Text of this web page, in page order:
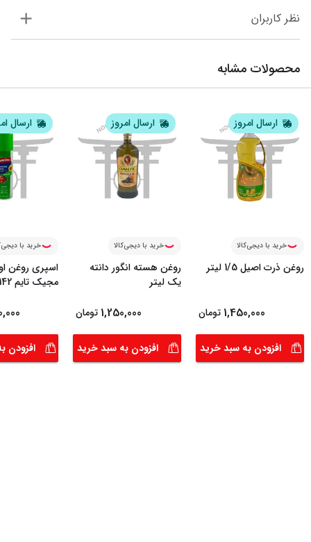
نظر کاربران
محصولات مشابه
ارسال امروز
خرید با دیجی‌کالا
روغن ذرت اصیل 1/5 لیتر
1,450,000 تومان
افزودن به سبد خرید
ارسال امروز
خرید با دیجی‌کالا
روغن هسته انگور دانته
یک لیتر
1,250,000 تومان
افزودن به سبد خرید
ارسال
خرید با
اسپری روغن
مجیک تایم 142 میل
افزودن